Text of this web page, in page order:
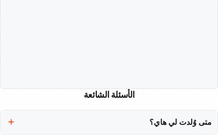
الأسئلة الشائعة
متى وُلدت لي هاي؟